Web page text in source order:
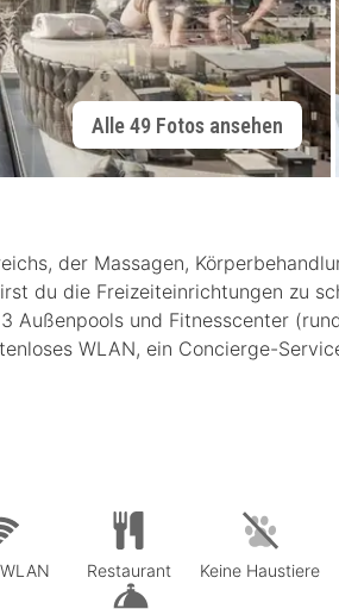
Alle 49 Fotos ansehen
der Massagen,
du die Freizeiteinrichtungen zu
Außenpools und Fitnesscenter
WLAN, ein Concierge-
Restaurant Keine Haustiere